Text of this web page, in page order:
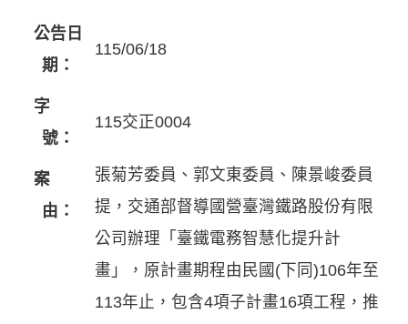
公告日
期：
115/06/18
字
號：
115交正0004
案
由：
張菊芳委員、郭文東委員、陳景峻委員
提，交通部督導國營臺灣鐵路股份有限
公司辦理「臺鐵電務智慧化提升計
畫」，原計畫期程由民國(下同)106年至
113年止，包含4項子計畫16項工程，推